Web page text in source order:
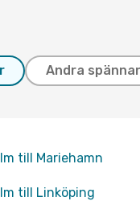
Andra
till Mariehamn
till Linköping